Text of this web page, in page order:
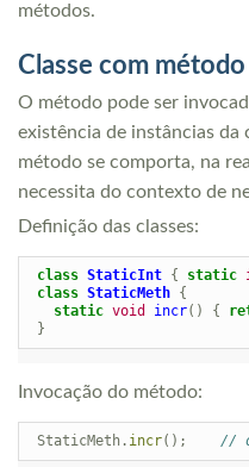
métodos.
Classe com método
O método pode ser
existência de instâncias da
método se comporta, na
necessita do contexto de
Definição das classes:
class StaticInt { static
class StaticMeth {
static void incr() {
}
Invocação do método:
StaticMeth . incr(); //